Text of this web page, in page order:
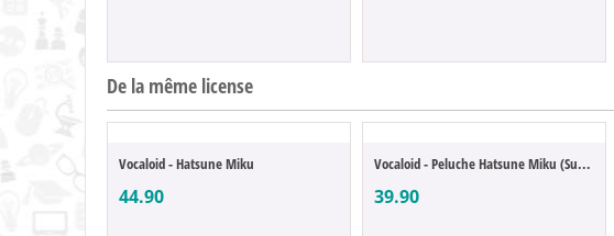
De la même license
Vocaloid - Hatsune Miku
44.90
Vocaloid - Peluche Hatsune Miku (Super Bi...
39.90